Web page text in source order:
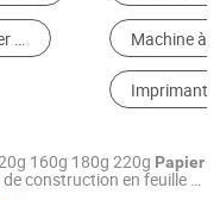
160g 180g 220g Papier
de construction en feuille ou
Co., Ltd.